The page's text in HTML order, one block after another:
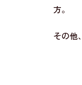
方。
その他